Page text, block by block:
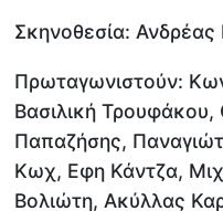
Σκηνοθεσία:
Πρωταγωνιστούν:
Βασιλική
Παπαζήσης,
Κωχ, Εφη Κάντζα,
Βολιώτη, Ακύλλας